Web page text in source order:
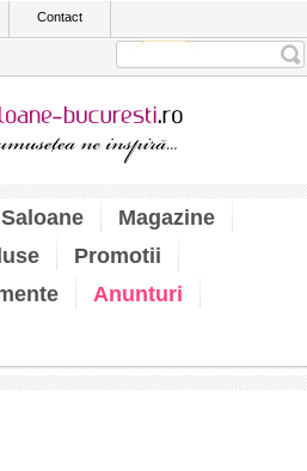
Contact
Saloane
Magazine
Promotii
Anunturi